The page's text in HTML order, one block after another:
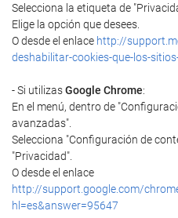
Selecciona la etiqueta de
Elige la opción que desees.
O desde el enlace http://
deshabilitar-cookies-que-los-
- Si utilizasGoogle Chrome:
En el menú, dentro de
avanzadas".
Selecciona "Configuración de
"Privacidad".
O desde el enlace
http://support.google.com/
hl=es&answer=95647